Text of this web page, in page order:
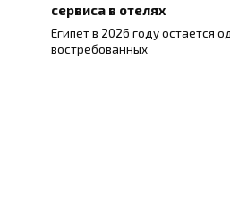
сервиса в отелях
Египет в 2026 году остается
востребованных